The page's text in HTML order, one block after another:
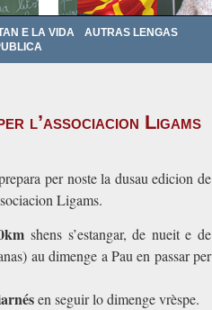
E LA VIDA
AUTRAS LENGAS
l’associacion Ligams
per noste la dusau edicion de
sociacion Ligams.
shens s’estangar, de nueit e de
au dimenge a Pau en passar per
en seguir lo dimenge vrèspe.